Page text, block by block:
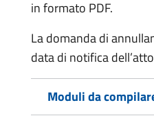
in formato PDF.
La domanda di
data di notifica
Moduli da